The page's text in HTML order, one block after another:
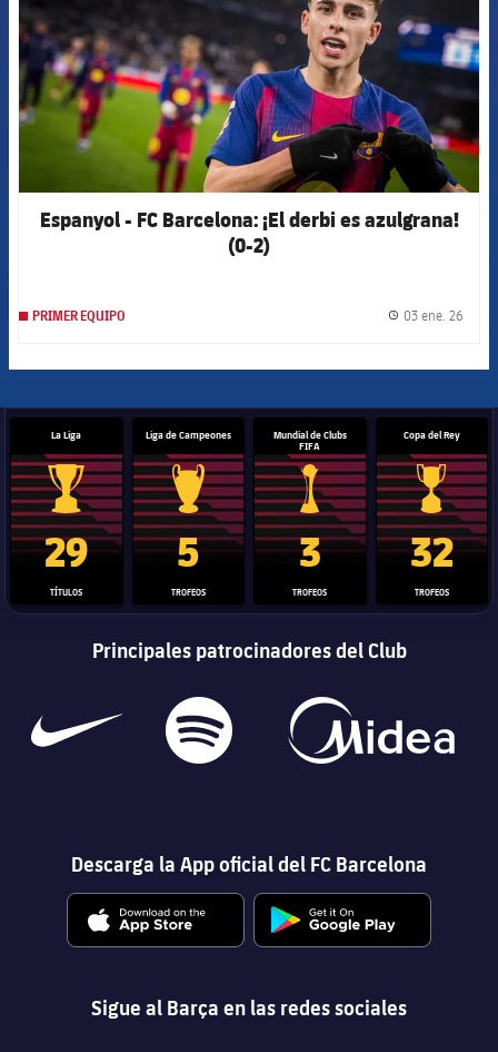
Espanyol - FC Barcelona: ¡El derbi es azulgrana!
(0-2)
PRIMER EQUIPO 03 ene. 26
La Liga
Trofeo de La Liga
29
TÍTULOS
Liga de Campeones
Trofeo de la Liga de Campeones
5
TROFEOS
Mundial de Clubs
FIFA
Trofeo del Mundial de
3
TROFEOS
Copa del Rey
Copa del
32
TROFEOS
Principales patrocinadores del Club
Descarga la App oficial del FC Barcelona
Sigue al Barça en las redes sociales